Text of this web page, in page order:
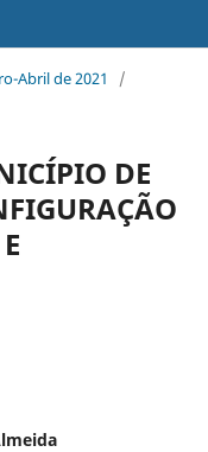
Abril de 2021
/
DE